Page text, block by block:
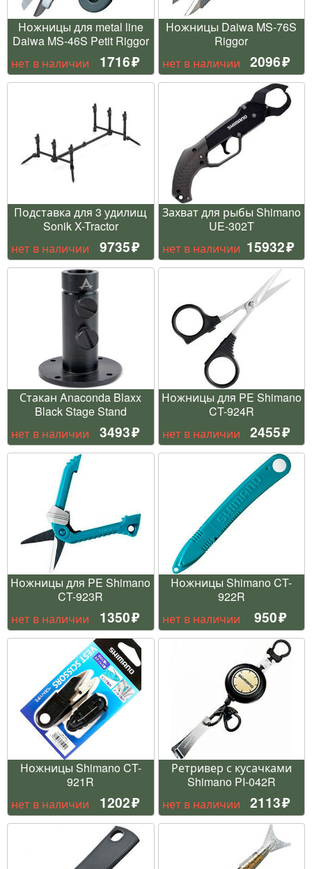
Ножницы для metal line
Daiwa MS-46S Petit Riggor
нет в наличии
1716
Ножницы Daiwa MS-76S
Riggor
нет в наличии
2096
Подставка для 3 удилищ
Sonik X-Tractor
нет в наличии
9735
Захват для рыбы Shimano
UE-302T
нет в наличии 15932
Стакан Anaconda Blaxx
Black Stage Stand
нет в наличии
3493
Ножницы для PE Shimano
CT-924R
нет в наличии
2455
Ножницы для PE Shimano
CT-923R
нет в наличии
1350
Ножницы Shimano CT-
922R
нет в наличии
950
Ножницы Shimano CT-
921R
нет в наличии
1202
Ретривер с кусачками
Shimano PI-042R
нет в наличии
2113